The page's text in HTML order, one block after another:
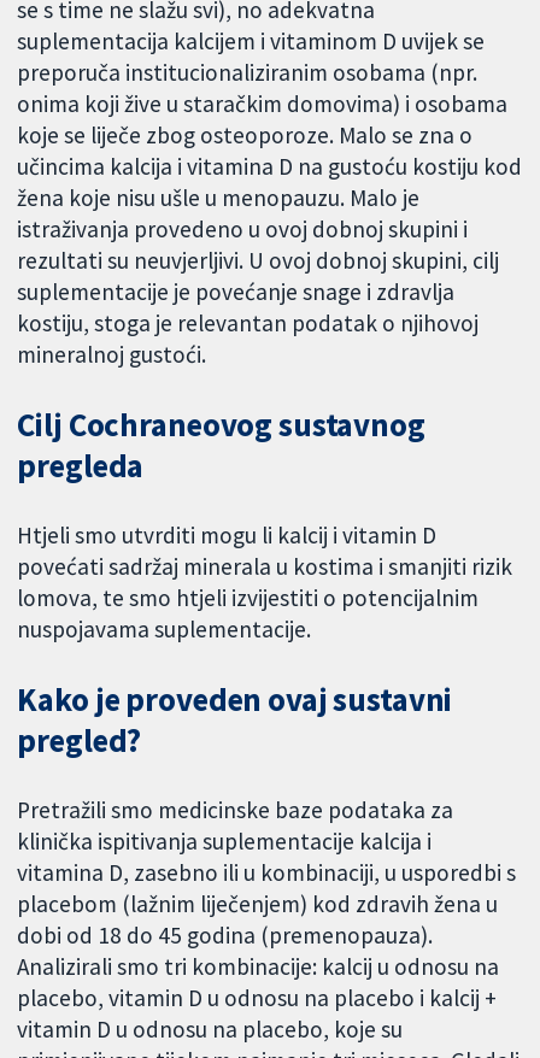
se s time ne slažu svi), no adekvatna
suplementacija kalcijem i vitaminom D uvijek se
preporuča institucionaliziranim osobama (npr.
onima koji žive u staračkim domovima) i osobama
koje se liječe zbog osteoporoze. Malo se zna o
učincima kalcija i vitamina D na gustoću kostiju kod
žena koje nisu ušle u menopauzu. Malo je
istraživanja provedeno u ovoj dobnoj skupini i
rezultati su neuvjerljivi. U ovoj dobnoj skupini, cilj
suplementacije je povećanje snage i zdravlja
kostiju, stoga je relevantan podatak o njihovoj
mineralnoj gustoći.
Cilj Cochraneovog sustavnog
pregleda
Htjeli smo utvrditi mogu li kalcij i vitamin D
povećati sadržaj minerala u kostima i smanjiti rizik
lomova, te smo htjeli izvijestiti o potencijalnim
nuspojavama suplementacije.
Kako je proveden ovaj sustavni
pregled?
Pretražili smo medicinske baze podataka za
klinička ispitivanja suplementacije kalcija i
vitamina D, zasebno ili u kombinaciji, u usporedbi s
placebom (lažnim liječenjem) kod zdravih žena u
dobi od 18 do 45 godina (premenopauza).
Analizirali smo tri kombinacije: kalcij u odnosu na
placebo, vitamin D u odnosu na placebo i kalcij +
vitamin D u odnosu na placebo, koje su